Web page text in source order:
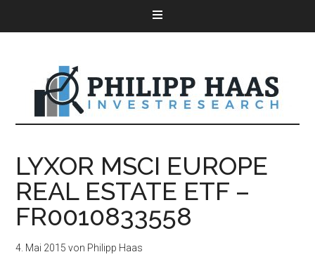
LYXOR MSCI EUROPE
REAL ESTATE ETF –
FR0010833558
4. Mai 2015 von Philipp Haas